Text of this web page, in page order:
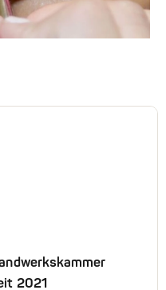
2021